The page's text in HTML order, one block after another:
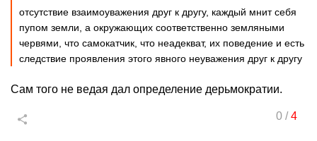
отсутствие взаимоуважения друг к другу, каждый мнит себя
пупом земли, а окружающих соответственно земляными
червями, что самокатчик, что неадекват, их поведение и есть
следствие проявления этого явного неуважения друг к другу
Сам того не ведая дал определение дерьмократии.
0/4